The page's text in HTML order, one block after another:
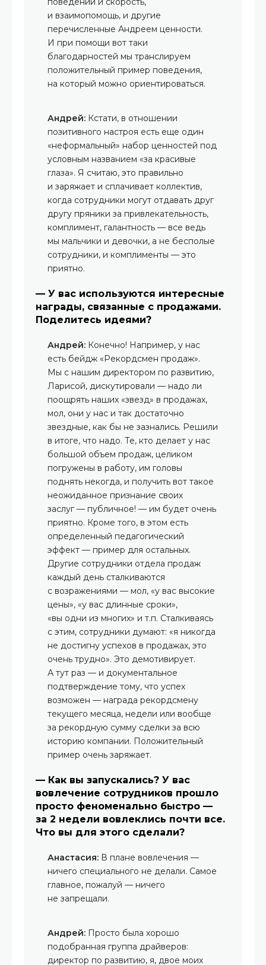
и взаимопомощь, и другие
перечисленные Андреем ценности.
И при помощи вот таки
благодарностей мы транслируем
положительный пример поведения,
на который можно ориентироваться.
Андрей: Кстати, в отношении
позитивного настроя есть еще один
«неформальный» набор ценностей под
условным названием «за красивые
глаза». Я считаю, это правильно
и заряжает и сплачивает коллектив,
когда сотрудники могут отдавать друг
другу пряники за привлекательность,
комплимент, галантность — все ведь
мы мальчики и девочки, а не бесполые
сотрудники, и комплименты — это
приятно.
— У вас используются интересные
награды, связанные с продажами.
Поделитесь идеями?
Андрей: Конечно! Например, у нас
есть бейдж «Рекордсмен продаж».
Мы с нашим директором по развитию,
Ларисой, дискутировали — надо ли
поощрять наших «звезд» в продажах,
мол, они у нас и так достаточно
звездные, как бы не зазнались. Решили
в итоге, что надо. Те, кто делает у нас
большой объем продаж, целиком
погружены в работу, им головы
поднять некогда, и получить вот такое
неожиданное признание своих
заслуг — публичное! — им будет очень
приятно. Кроме того, в этом есть
определенный педагогический
эффект — пример для остальных.
Другие сотрудники отдела продаж
каждый день сталкиваются
с возражениями — мол, «у вас высокие
цены», «у вас длинные сроки»,
«вы одни из многих» и т.п. Сталкиваясь
с этим, сотрудники думают: «я никогда
не достигну успехов в продажах, это
очень трудно». Это демотивирует.
А тут раз — и документальное
подтверждение тому, что успех
возможен — награда рекордсмену
текущего месяца, недели или вообще
за рекордную сумму сделки за всю
историю компании. Положительный
пример очень заряжает.
— Как вы запускались? У вас
вовлечение сотрудников прошло
просто феноменально быстро —
за 2 недели вовлеклись почти все.
Что вы для этого сделали?
Анастасия: В плане вовлечения —
ничего специального не делали. Самое
главное, пожалуй — ничего
не запрещали.
Андрей: Просто была хорошо
подобранная группа драйверов:
директор по развитию, я, двое моих